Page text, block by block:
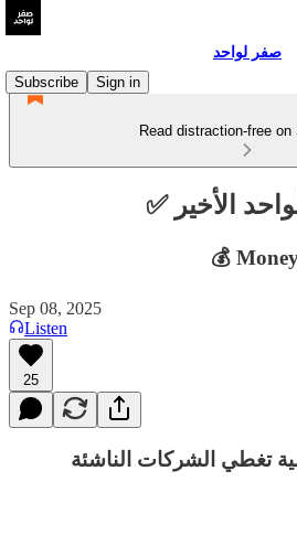
صفر لواحد
Subscribe
Sign in
Read distraction-free
الأخير ✅
Sep 08, 2025
Listen
25
تغطي الشركات الناشئة